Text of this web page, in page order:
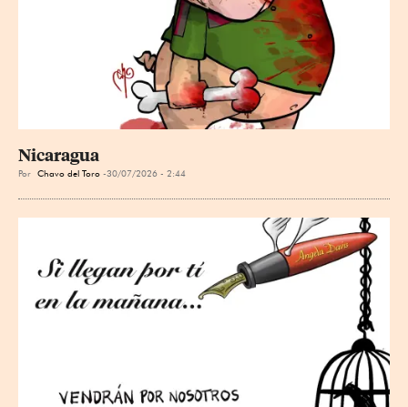
Nicaragua
Por Chavo del Toro 30/07/2026 - 2:44